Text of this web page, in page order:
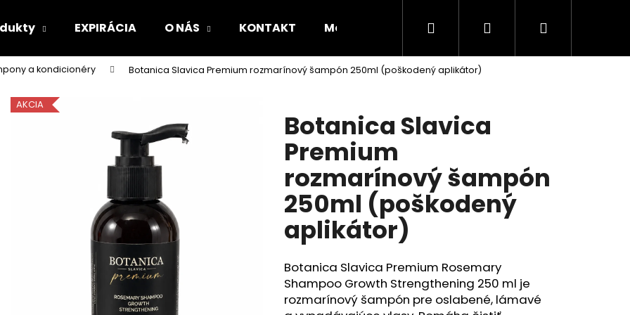
EXPIRÁCIA O NÁS KONTAKT Moja objednávka RADY A INŠPIRÁCIE
Hľadať PrihlásenieNákupný
a kondicionéry Botanica Slavica Premium rozmarínový šampón 250ml (poškodený aplikátor)
Botanica Slavica
Premium
rozmarínový šampón
250ml (poškodený
aplikátor)
Botanica Slavica Premium Rosemary
Shampoo Growth Strengthening 250 ml je
rozmarínový šampón pre oslabené, lámavé
AKCIA
Čo potrebujete nájsť?
Odporúčame
Nasledujúce